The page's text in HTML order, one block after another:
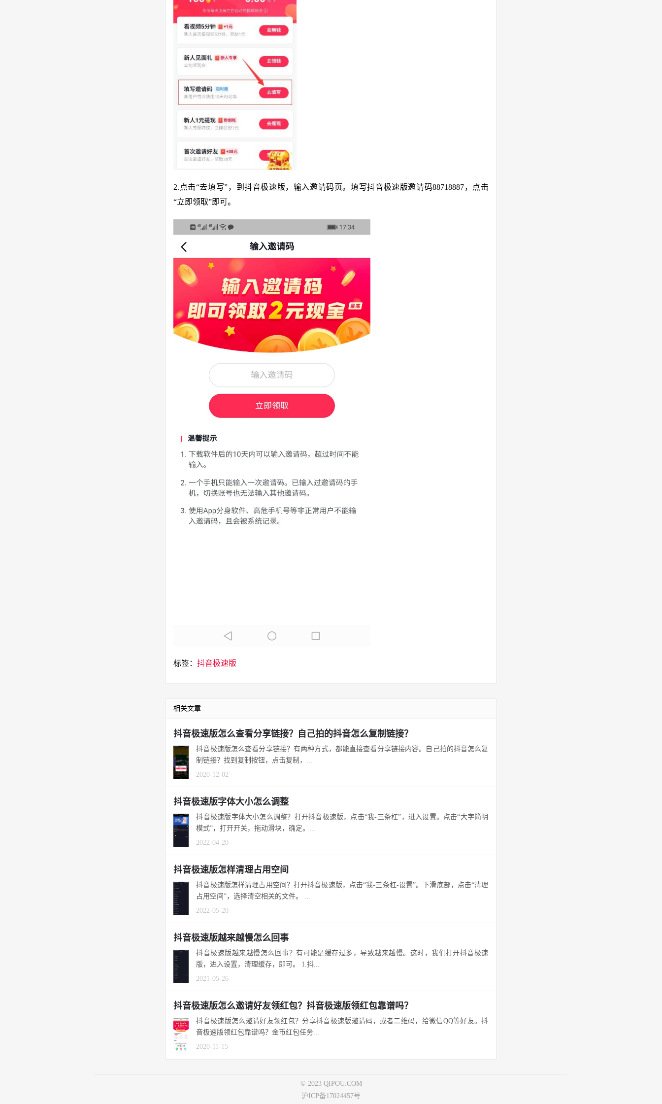
2.点击“去填写”，到抖音极速版，输入邀请码页。填写抖音极速版邀请码88718887，点击
“立即领取”即可。
标签： 抖音极速版
相关文章
抖音极速版怎么查看分享链接？自己拍的抖音怎么复制链接？
抖音极速版怎么查看分享链接？有两种方式，都能直接查看分享链接内容。自己拍的抖音怎么复
制链接？找到复制按钮，点击复制，...
2020-12-02
抖音极速版字体大小怎么调整
抖音极速版字体大小怎么调整？打开抖音极速版，点击“我-三条杠”，进入设置。点击“大字简明
模式”，打开开关，拖动滑块，确定。...
2022-04-20
抖音极速版怎样清理占用空间
抖音极速版怎样清理占用空间？打开抖音极速版，点击“我-三条杠-设置”。下滑底部，点击“清理
占用空间”，选择清空相关的文件。 ...
2022-05-20
抖音极速版越来越慢怎么回事
抖音极速版越来越慢怎么回事？有可能是缓存过多，导致越来越慢。这时，我们打开抖音极速
版，进入设置，清理缓存，即可。 1.抖...
2021-05-26
抖音极速版怎么邀请好友领红包？抖音极速版领红包靠谱吗？
抖音极速版怎么邀请好友领红包？分享抖音极速版邀请码，或者二维码，给微信QQ等好友。抖
音极速版领红包靠谱吗？金币红包任务...
2020-11-15
© 2023 QIPOU.COM
沪ICP备17024457号